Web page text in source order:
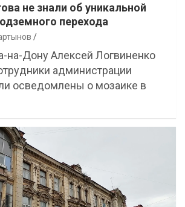
не знали об уникальной
перехода
на-Дону Алексей Логвиненко
администрации
осведомлены о мозаике в